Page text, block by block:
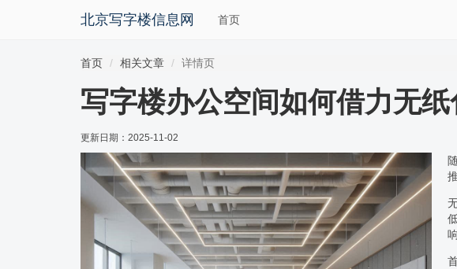
北京写字楼信息网 首页
首页 相关文章 详情页
写字楼办公空间如何借力无
更新日期： 2025-11-02